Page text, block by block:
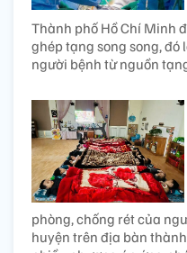
Thành phố Hồ Chí Minh
ghép tạng song song, đó
người bệnh từ nguồn
phòng, chống rét của
huyện trên địa bàn